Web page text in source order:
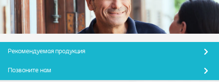
Рекомендуемая продукция
Позвоните нам